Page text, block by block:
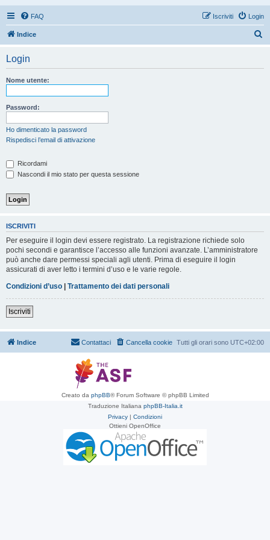
FAQ Login
Iscriviti
Indice
Login
Nome utente:
Password:
Ho dimenticato la password
Rispedisci l’email di attivazione
Ricordami
Nascondi il mio stato per questa sessione
ISCRIVITI
Per eseguire il login devi essere registrato. La registrazione richiede solo
pochi secondi e garantisce l’accesso alle funzioni avanzate. L’amministratore
può anche dare permessi speciali agli utenti. Prima di eseguire il login
assicurati di aver letto i termini d’uso e le varie regole.
Condizioni d’uso | Trattamento dei dati personali
Iscriviti
Indice Tutti gli orari sono UTC+02:00
Cancella cookie
Contattaci
Creato da phpBB® Forum Software © phpBB Limited
Traduzione Italiana phpBB-Italia.it
Privacy | Condizioni
Ottieni OpenOffice